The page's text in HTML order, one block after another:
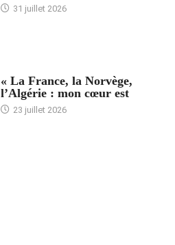
31 juillet 2026
« La France, la Norvège,
l’Algérie : mon cœur est
23 juillet 2026